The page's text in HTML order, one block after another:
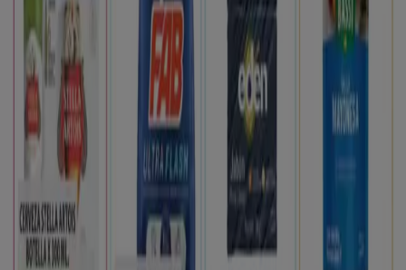
tecnológica que está reinventando las compras locales
en todo el mundo.
Tiendeo
¿Qué hacemos?
Soluciones para empresas
Noticias y prensa
Trabaja con nosotros
Contáctanos